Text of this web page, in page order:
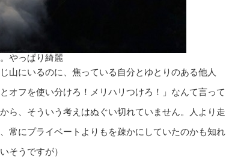
やっぱり綺麗
山にいるのに、焦っている自分とゆとりのある他人
オフを使い分けろ！メリハリつけろ！」なんて言って
ら、そういう考えはぬぐい切れていません。人より走
常にプライベートよりもを疎かにしていたのかも知れ
そうですが）